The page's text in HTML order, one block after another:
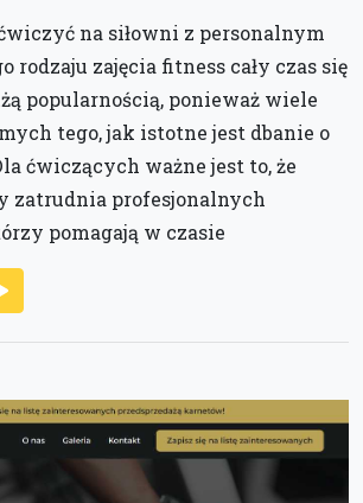
na siłowni z personalnym
rodzaju zajęcia fitness cały czas się
popularnością, ponieważ wiele
tego, jak istotne jest dbanie o
ćwiczących ważne jest to, że
zatrudnia profesjonalnych
pomagają w czasie